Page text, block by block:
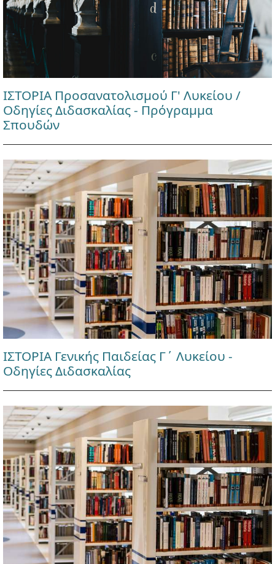
ΙΣΤΟΡΙΑ Προσανατολισμού Γ' Λυκείου /
Οδηγίες Διδασκαλίας - Πρόγραμμα
Σπουδών
ΙΣΤΟΡΙΑ Γενικής Παιδείας Γ΄ Λυκείου -
Οδηγίες Διδασκαλίας